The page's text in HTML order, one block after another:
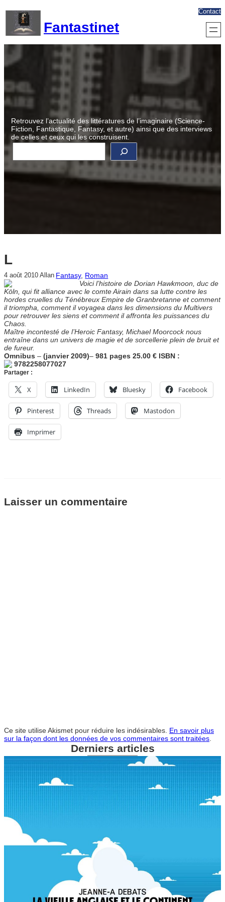
contenu
Fantastinet
Contact
Retrouvez l’actualité des littératures de l’imaginaire (Science-
Fiction, Fantastique, Fantasy, et autre) ainsi que des interviews
de celles et ceux qui les construisent.
R
c
L
4 août 2010 Allan Fantasy, Roman
Voici l’histoire de Dorian Hawkmoon, duc de
Köln, qui fit alliance avec le comte Airain dans sa lutte contre les
hordes cruelles du Ténébreux Empire de Granbretanne et comment
il triompha, comment il voyagea dans les dimensions du Multivers
pour retrouver les siens et comment il affronta les puissances du
Chaos.
Maître incontesté de l’Heroic Fantasy, Michael Moorcock nous
entraîne dans un univers de magie et de sorcellerie plein de bruit et
de fureur.
Omnibus – (janvier 2009)– 981 pages 25.00 € ISBN :
9782258077027
Partager :
X LinkedIn Bluesky Facebook
Pinterest Threads Mastodon
Imprimer
Laisser un commentaire
Ce site utilise Akismet pour réduire les indésirables. En savoir plus
sur la façon dont les données de vos commentaires sont traitées
Derniers articles